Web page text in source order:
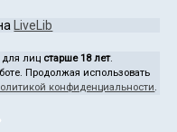
LiveLib
лиц старше 18 лет.
Продолжая использовать
конфиденциальности.